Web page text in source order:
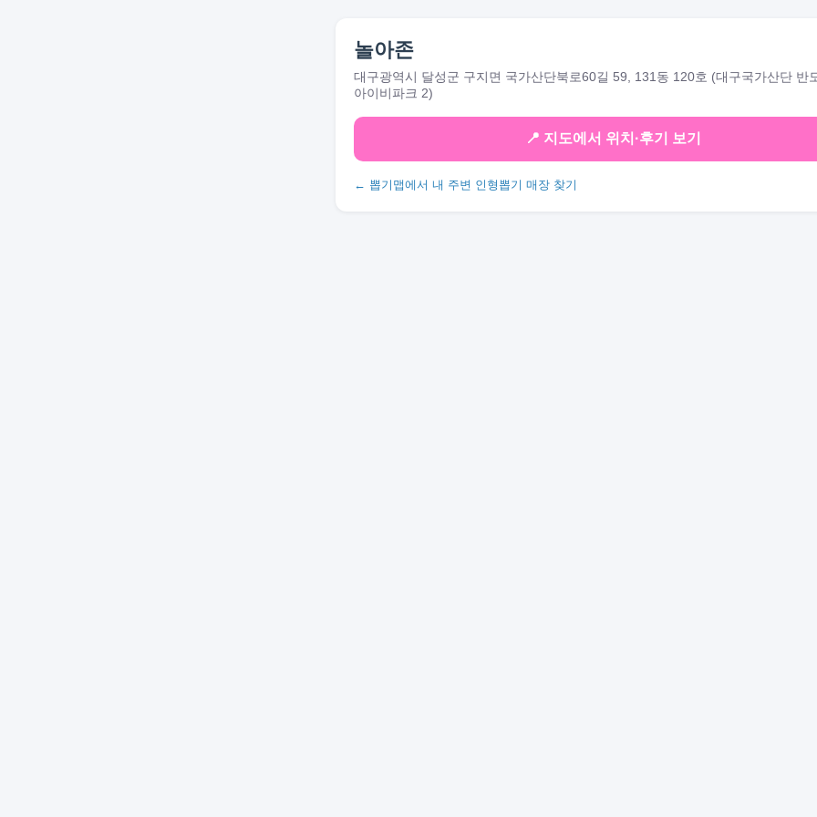
놀아존
대구광역시 달성군 구지면 국가산단북로60길 59, 131동 120호 (대구국가산단 반
아이비파크 2)
📍 지도에서 위치·후기 보기
← 뽑기맵에서 내 주변 인형뽑기 매장 찾기